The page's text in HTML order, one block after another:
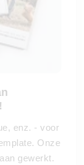
enz. - voor
Onze
gewerkt.